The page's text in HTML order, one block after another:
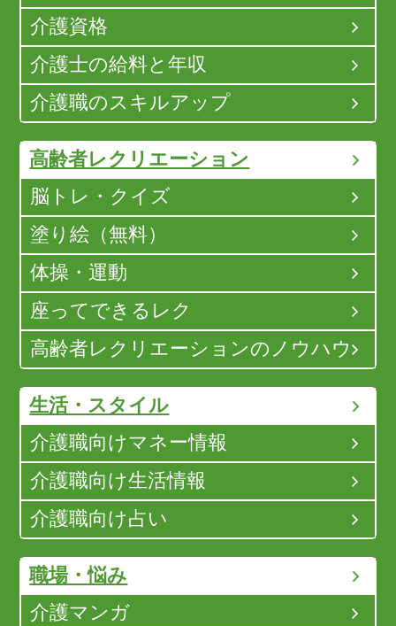
介護資格
介護士の給料と年収
介護職のスキルアップ
高齢者レクリエーション
脳トレ・クイズ
塗り絵（無料）
体操・運動
座ってできるレク
高齢者レクリエーションのノウハウ
生活・スタイル
介護職向けマネー情報
介護職向け生活情報
介護職向け占い
職場・悩み
介護マンガ